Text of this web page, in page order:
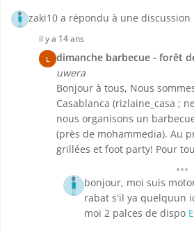
zaki10 a répondu à une discussion
il y a 14 ans
L dimanche barbecue - forêt
uwera
Bonjour à tous, Nous
Casablanca (rizlaine_casa ;
nous organisons un
(près de mohammedia). Au
grillées et foot party! Pour
bonjour, moi suis
rabat s'il ya quelquun
moi 2 palces de dispo